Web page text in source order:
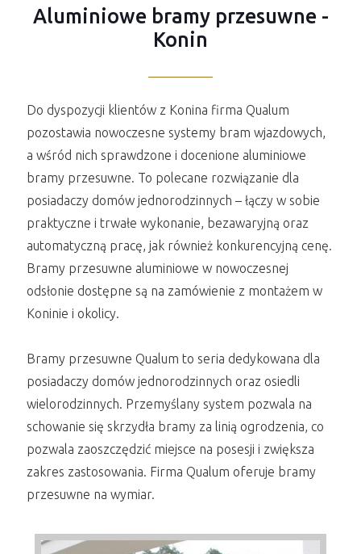
Aluminiowe bramy przesuwne -
Konin
Do dyspozycji klientów z Konina firma Qualum
pozostawia nowoczesne systemy bram wjazdowych,
a wśród nich sprawdzone i docenione aluminiowe
bramy przesuwne. To polecane rozwiązanie dla
posiadaczy domów jednorodzinnych – łączy w sobie
praktyczne i trwałe wykonanie, bezawaryjną oraz
automatyczną pracę, jak również konkurencyjną cenę.
Bramy przesuwne aluminiowe w nowoczesnej
odsłonie dostępne są na zamówienie z montażem w
Koninie i okolicy.
Bramy przesuwne Qualum to seria dedykowana dla
posiadaczy domów jednorodzinnych oraz osiedli
wielorodzinnych. Przemyślany system pozwala na
schowanie się skrzydła bramy za linią ogrodzenia, co
pozwala zaoszczędzić miejsce na posesji i zwiększa
zakres zastosowania. Firma Qualum oferuje bramy
przesuwne na wymiar.